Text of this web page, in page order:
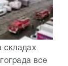
складах
все